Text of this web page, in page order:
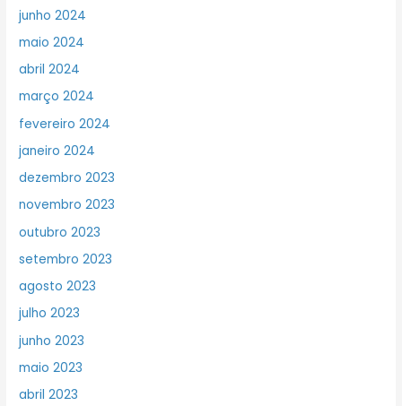
junho 2024
maio 2024
abril 2024
março 2024
fevereiro 2024
janeiro 2024
dezembro 2023
novembro 2023
outubro 2023
setembro 2023
agosto 2023
julho 2023
junho 2023
maio 2023
abril 2023